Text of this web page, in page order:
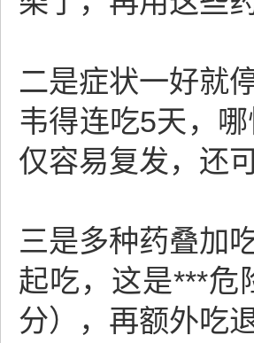
二是症状一好就
韦得连吃5天，
仅容易复发，还
三是多种药叠加
起吃，这是***危
分），再额外吃